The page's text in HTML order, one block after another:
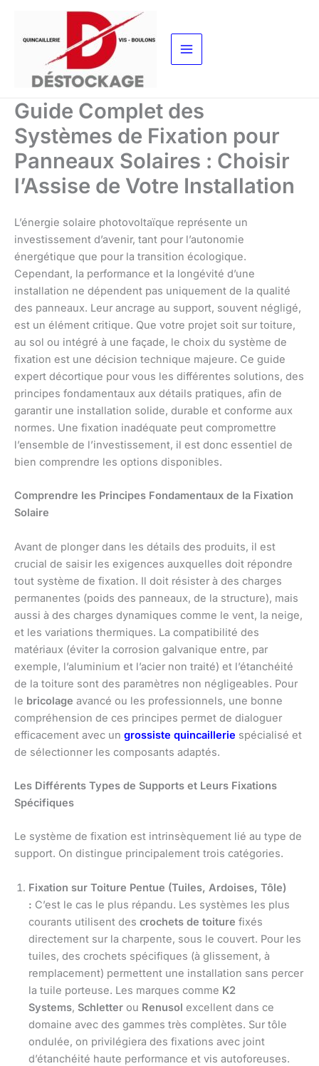
contenu
Guide Complet des
Systèmes de Fixation pour
Panneaux Solaires : Choisir
l’Assise de Votre Installation
L’énergie solaire photovoltaïque représente un
investissement d’avenir, tant pour l’autonomie
énergétique que pour la transition écologique.
Cependant, la performance et la longévité d’une
installation ne dépendent pas uniquement de la qualité
des panneaux. Leur ancrage au support, souvent négligé,
est un élément critique. Que votre projet soit sur toiture,
au sol ou intégré à une façade, le choix du système de
fixation est une décision technique majeure. Ce guide
expert décortique pour vous les différentes solutions, des
principes fondamentaux aux détails pratiques, afin de
garantir une installation solide, durable et conforme aux
normes. Une fixation inadéquate peut compromettre
l’ensemble de l’investissement, il est donc essentiel de
bien comprendre les options disponibles.
Comprendre les Principes Fondamentaux de la Fixation
Solaire
Avant de plonger dans les détails des produits, il est
crucial de saisir les exigences auxquelles doit répondre
tout système de fixation. Il doit résister à des charges
permanentes (poids des panneaux, de la structure), mais
aussi à des charges dynamiques comme le vent, la neige,
et les variations thermiques. La compatibilité des
matériaux (éviter la corrosion galvanique entre, par
exemple, l’aluminium et l’acier non traité) et l’étanchéité
de la toiture sont des paramètres non négligeables. Pour
le bricolage avancé ou les professionnels, une bonne
compréhension de ces principes permet de dialoguer
efficacement avec un grossiste quincaillerie spécialisé et
de sélectionner les composants adaptés.
Les Différents Types de Supports et Leurs Fixations
Spécifiques
Le système de fixation est intrinsèquement lié au type de
support. On distingue principalement trois catégories.
Fixation sur Toiture Pentue (Tuiles, Ardoises, Tôle)
: C’est le cas le plus répandu. Les systèmes les plus
courants utilisent des crochets de toiture fixés
directement sur la charpente, sous le couvert. Pour les
tuiles, des crochets spécifiques (à glissement, à
remplacement) permettent une installation sans percer
la tuile porteuse. Les marques comme K2
Systems, Schletter ou Renusol excellent dans ce
domaine avec des gammes très complètes. Sur tôle
ondulée, on privilégiera des fixations avec joint
d’étanchéité haute performance et vis autoforeuses.